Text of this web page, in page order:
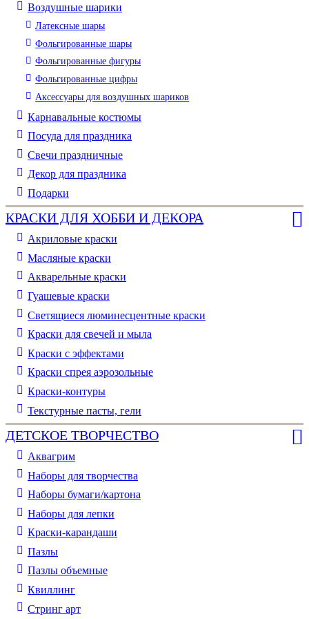
Воздушные шарики
Латексные шары
Фольгированные шары
Фольгированные фигуры
Фольгированные цифры
Аксессуары для воздушных шариков
Карнавальные костюмы
Посуда для праздника
Свечи праздничные
Декор для праздника
Подарки
КРАСКИ ДЛЯ ХОББИ И ДЕКОРА
Акриловые краски
Масляные краски
Акварельные краски
Гуашевые краски
Светящиеся люминесцентные краски
Краски для свечей и мыла
Краски с эффектами
Краски спрея аэрозольные
Краски-контуры
Текстурные пасты, гели
ДЕТСКОЕ ТВОРЧЕСТВО
Аквагрим
Наборы для творчества
Наборы бумаги/картона
Наборы для лепки
Краски-карандаши
Пазлы
Пазлы объемные
Квиллинг
Стринг арт